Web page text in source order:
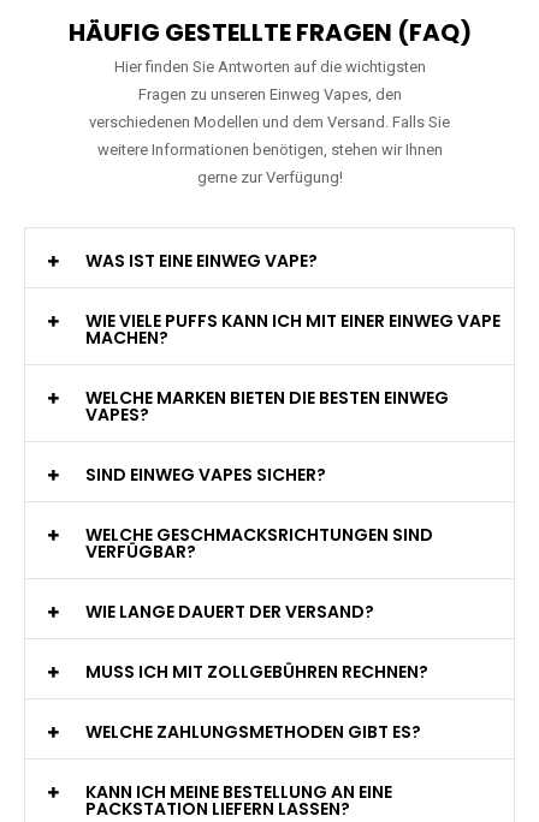
HÄUFIG GESTELLTE FRAGEN (FAQ)
Hier finden Sie Antworten auf die wichtigsten
Fragen zu unseren Einweg Vapes, den
verschiedenen Modellen und dem Versand. Falls Sie
weitere Informationen benötigen, stehen wir Ihnen
gerne zur Verfügung!
WAS IST EINE EINWEG VAPE?
WIE VIELE PUFFS KANN ICH MIT EINER EINWEG VAPE
MACHEN?
WELCHE MARKEN BIETEN DIE BESTEN EINWEG
VAPES?
SIND EINWEG VAPES SICHER?
WELCHE GESCHMACKSRICHTUNGEN SIND
VERFÜGBAR?
WIE LANGE DAUERT DER VERSAND?
MUSS ICH MIT ZOLLGEBÜHREN RECHNEN?
WELCHE ZAHLUNGSMETHODEN GIBT ES?
KANN ICH MEINE BESTELLUNG AN EINE
PACKSTATION LIEFERN LASSEN?